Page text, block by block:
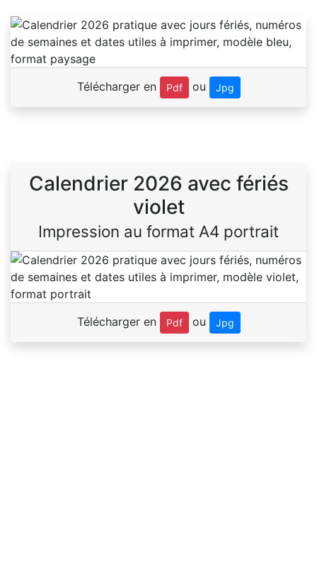
Télécharger en Pdf ou Jpg
Calendrier 2026 avec fériés
violet
Impression au format A4 portrait
Télécharger en Pdf ou Jpg